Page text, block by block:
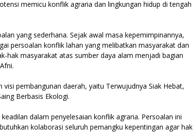
memicu konflik agraria dan lingkungan hidup di tengah
yang sederhana. Sejak awal masa kepemimpinannya,
persoalan konflik lahan yang melibatkan masyarakat dan
hak masyarakat atas sumber daya alam menjadi bagian
pembangunan daerah, yaitu Terwujudnya Siak Hebat,
Berbasis Ekologi.
dalam penyelesaian konflik agraria. Persoalan ini
kolaborasi seluruh pemangku kepentingan agar hak